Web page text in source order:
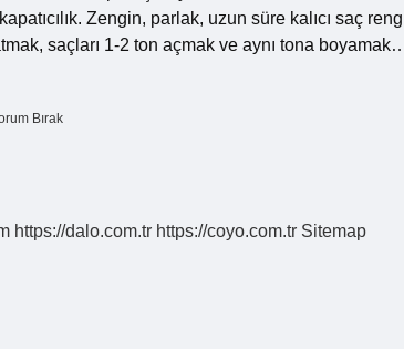
Zengin, parlak, uzun süre kalıcı saç
saçları 1-2 ton açmak ve aynı tona
Bırak
https://dalo.com.tr https://coyo.com.tr Sitemap